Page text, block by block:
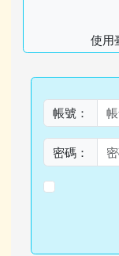
使用
帳號：
密碼：